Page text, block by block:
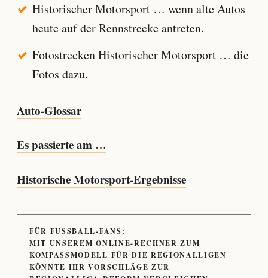
Historischer Motorsport… wenn alte Autos
heute auf der Rennstrecke antreten.
Fotostrecken Historischer Motorsport… die
Fotos dazu.
Auto-Glossar
Es passierte am …
Historische Motorsport-Ergebnisse
FÜR FUSSBALL-FANS:
MIT UNSEREM ONLINE-RECHNER ZUM
KOMPASSMODELL FÜR DIE REGIONALLIGEN
KÖNNTE IHR VORSCHLÄGE ZUR